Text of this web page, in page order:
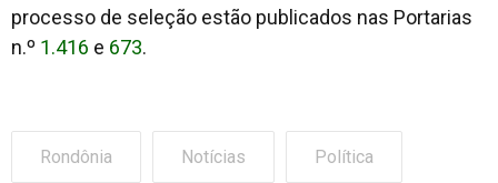
processo de seleção estão publicados nas Portarias
n.º 1.416 e 673.
Rondônia Notícias Política